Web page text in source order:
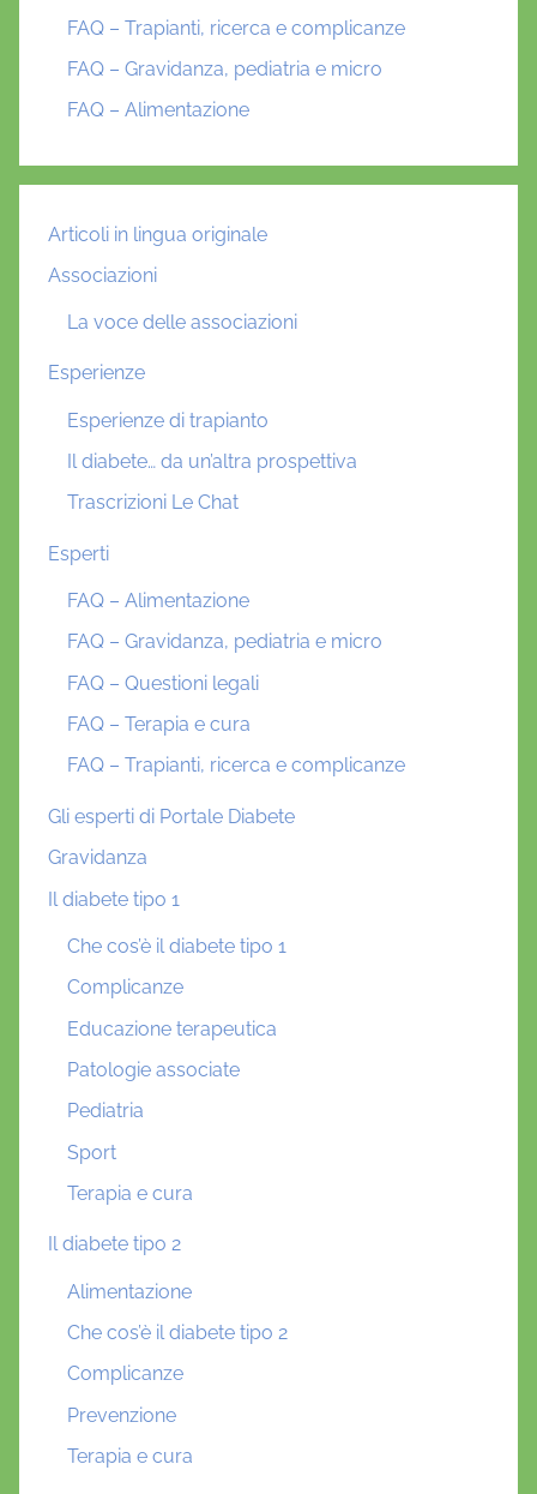
FAQ – Trapianti, ricerca e complicanze
FAQ – Gravidanza, pediatria e micro
FAQ – Alimentazione
Articoli in lingua originale
Associazioni
La voce delle associazioni
Esperienze
Esperienze di trapianto
Il diabete… da un’altra prospettiva
Trascrizioni Le Chat
Esperti
FAQ – Alimentazione
FAQ – Gravidanza, pediatria e micro
FAQ – Questioni legali
FAQ – Terapia e cura
FAQ – Trapianti, ricerca e complicanze
Gli esperti di Portale Diabete
Gravidanza
Il diabete tipo 1
Che cos’è il diabete tipo 1
Complicanze
Educazione terapeutica
Patologie associate
Pediatria
Sport
Terapia e cura
Il diabete tipo 2
Alimentazione
Che cos’è il diabete tipo 2
Complicanze
Prevenzione
Terapia e cura